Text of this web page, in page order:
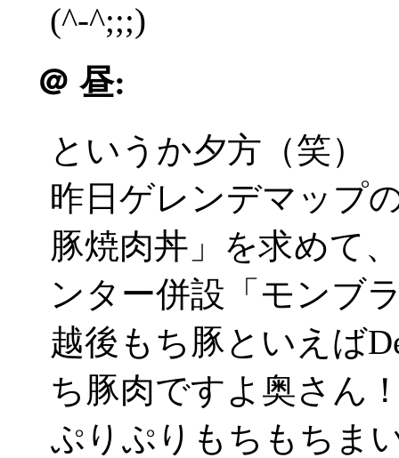
(^-^;;;)
＠ 昼:
というか夕方（笑）
昨日ゲレンデマップ
豚焼肉丼」を求めて
ンター併設「モンブ
越後もち豚といえば
ち豚肉ですよ奥さん
ぷりぷりもちもちま